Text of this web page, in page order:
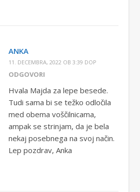
ANKA
11. DECEMBRA, 2022 OB 3:39 DOP
ODGOVORI
Hvala Majda za lepe besede.
Tudi sama bi se težko odločila
med obema voščilnicama,
ampak se strinjam, da je bela
nekaj posebnega na svoj način.
Lep pozdrav, Anka